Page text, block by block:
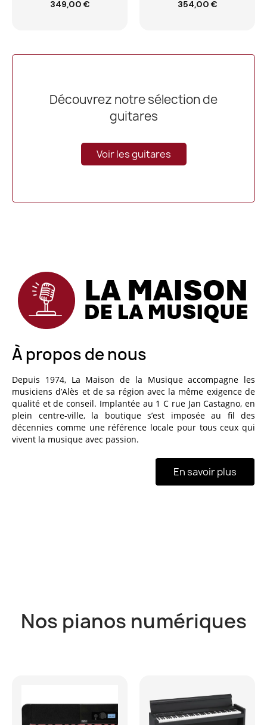
349,00 €
panier 354,00 €
panier
Découvrez notre sélection de
guitares
Voir les guitares
À propos de nous
Depuis 1974, La Maison de la Musique accompagne les
musiciens d’Alès et de sa région avec la même exigence de
qualité et de conseil. Implantée au 1 C rue Jan Castagno, en
plein centre-ville, la boutique s’est imposée au fil des
décennies comme une référence locale pour tous ceux qui
vivent la musique avec passion.
En savoir plus
Nos pianos numériques